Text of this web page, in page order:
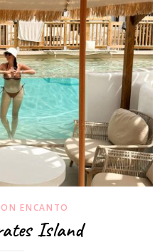
ENCANTO
Island